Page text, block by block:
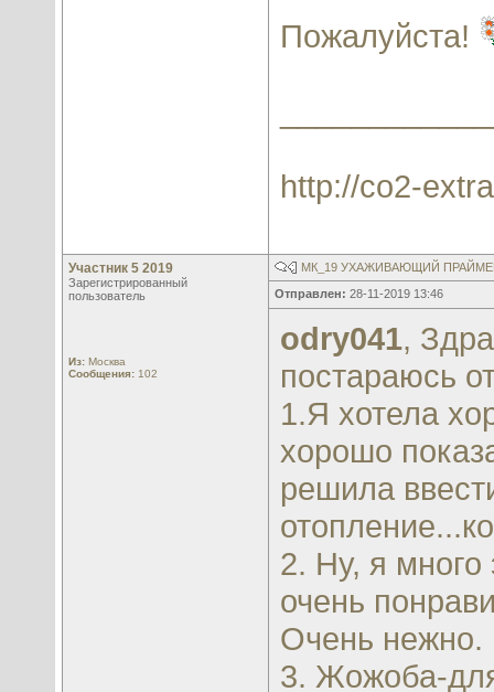
Пожалуйста!
http://co2-
Участник 5 2019
Зарегистрированный
пользователь
Из: Москва
Сообщения: 102
МК_19 УХАЖИВАЮЩИЙ
Отправлен: 28-11-2019 13:46
odry041,
постараюсь
1.Я хотела
хорошо
решила
2. Ну, я много
очень
Очень нежно.
3. Жожоба-